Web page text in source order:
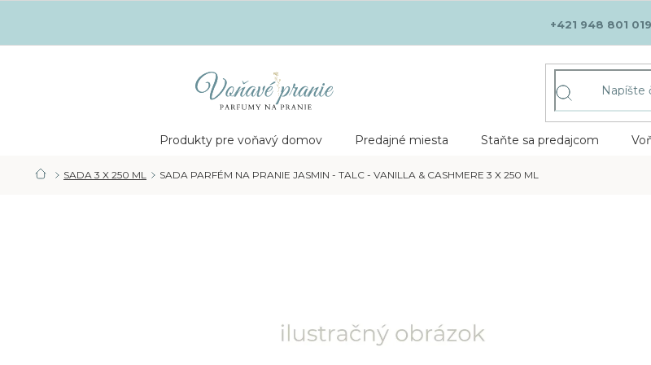
obsah
+421 948 801 019
Produkty pre voňavý domov Predajné miesta Staňte sa predajcom
DOMOV
SADA 3 X 250 ML SADA PARFÉM NA PRANIE JASMIN - TALC - VANILLA & CASHMERE 3 X 250 ML